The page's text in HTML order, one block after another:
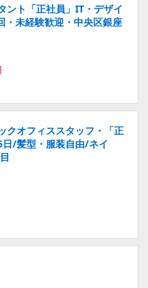
ント「正社員」IT・デザイ
・未経験歓迎・中央区銀座
クオフィススタッフ・「正
/髪型・服装自由/ネイ